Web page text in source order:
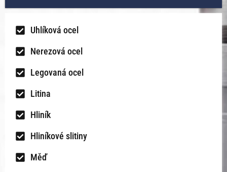
Uhlíková ocel
Nerezová ocel
Legovaná ocel
Litina
Hliník
Hliníkové slitiny
Měď